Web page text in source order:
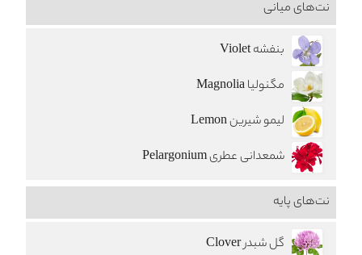
نت‌های میانی
بنفشه Violet
مگنولیا Magnolia
لیمو شیرین Lemon
شمعدانی عطری Pelargonium
نت‌های پایه
گل شبدر Clover